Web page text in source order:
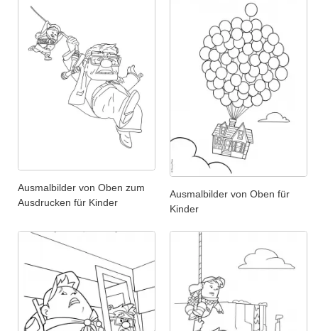
Ausmalbilder von Oben zum
Ausdrucken für Kinder
Ausmalbilder von Oben für
Kinder